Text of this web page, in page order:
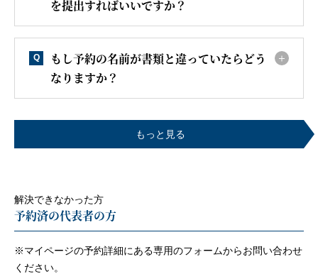
を提出すればいいですか？
Q
もし予約の名前が書類と違っていたらどう
なりますか？
もっと見る
解決できなかった方
予約済の代表者の方
※マイページの予約詳細にある専用のフォームからお問い合わせ
ください。